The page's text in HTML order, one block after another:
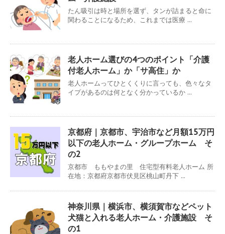
たん吸引は時と場所を選ず、タンが詰まると命に
関わることになるため、これまでは医療 ...
老人ホーム選びの4つのポイント「介護
付老人ホーム」か「サ高住」か
老人ホームってひとくくりに言っても、色々なタ
イプがあるのは何となく分かっているか ...
京都府｜京都市、宇治市など月額15万円
以下の老人ホーム・グループホーム そ
の2
京都市 ももやまの里 住宅型有料老人ホーム 所
在地：京都府京都市伏見区桃山町丹下 ...
神奈川県｜横浜市、横須賀市などペット
犬猫と入れる老人ホーム・介護施設 そ
の1